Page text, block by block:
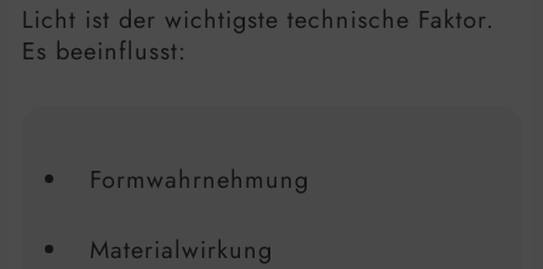
Licht ist der wichtigste technische Faktor.
Es beeinflusst:
Formwahrnehmung
Materialwirkung